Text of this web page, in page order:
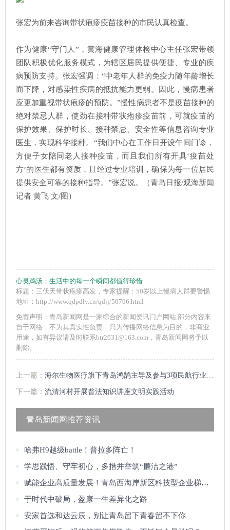
张宏为前来咨询带状疱疹疫苗接种的市民认真检查。
作为健康“守门人”，黄海健康管理体检中心主任张宏带领
团队积极优化服务模式，为辖区居民提供便捷、专业的疾
病预防支持。张宏强调：“中老年人群的免疫力随年龄增长
而下降，对感染性疾病的抵抗能力更弱。因此，慢病患者
应更加重视带状疱疹的预防。”慢性病患者不是疫苗接种的
绝对禁忌人群，使劲在接种带状疱疹疫苗前，可就疫苗的
保护效果、保护时长、接种禁忌、安全性等信息咨询专业
医生，实现科学接种。“我们中心在工作日开设午间门诊，
方便子女陪同老人接种疫苗，而且我们所有开具‘疫苗处
方’的医生都有资质，且经过专业培训，确保为每一位居民
提供安全可靠的接种指导。”张宏说。（青岛日报/观海新闻
记者 黄飞 文/图）
心灵鸡汤： 生活中的每一个瞬间都值得珍惜
标题：三伏天带状疱疹高发，专家提醒：50岁以上慢病人群要警惕
地址：http://www.qdpdly.cn/qdjj/50706.html
免责声明：青岛新闻网是一家综合的新闻资讯门户网站,部分内容来
自于网络，不为其真实性负责，只为传播网络信息为目的，非商业
用途，如有异议请及时联系btr2031@163.com，青岛新闻网将予以
删除。
上一篇： 海尔生物医疗旗下青岛鸿鹄主导及参与3项民航行业标准，引领航空冷链千亿赛道
下一篇： 流清河村开展普法知识讲座文明实践活动
青岛新闻网推荐资讯
哈弗H9越级battle！普拉多阵亡！
学思践悟、守牢初心，多措并举筑“廉洁之港”
赋能企业高质量发展！青岛西海岸新区科技型企业梯度培育路径在线沙龙圆满完
于时代中破局，盈康一生差异化之路
安家首选和达云辰，别让青岛留下青春留不下你